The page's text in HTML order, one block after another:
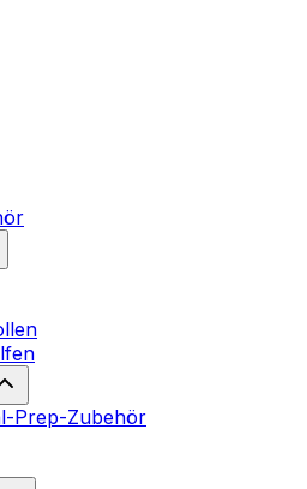
Prep-Zubehör